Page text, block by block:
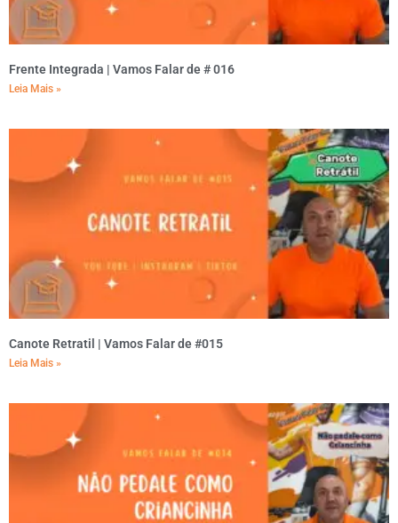
Frente Integrada | Vamos Falar de # 016
Leia Mais »
Canote Retratil | Vamos Falar de #015
Leia Mais »